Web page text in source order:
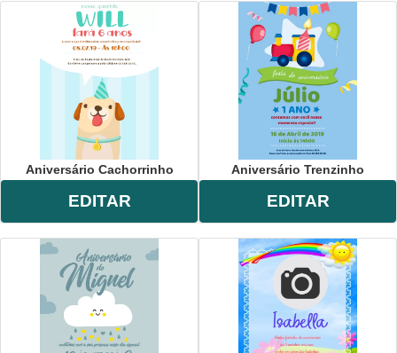
Aniversário Cachorrinho
EDITAR
Aniversário Trenzinho
EDITAR